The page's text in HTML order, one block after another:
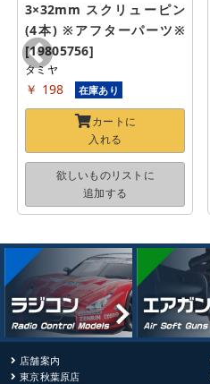
3×32mm スクリューピン
(4本) ※アフターパーツ※
[19805756]
タミヤ
￥ 198 在庫あり
カートに
入れる
欲しいものリストに
追加する
店舗案内
東京秋葉原店